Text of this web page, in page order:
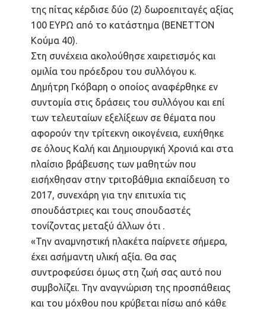
της πίτας κέρδισε δύο (2) δωροεπιταγές αξίας
100 ΕΥΡΩ από το κατάστημα (BENETΤON
Κούμα 40).
Στη συνέχεια ακολούθησε χαιρετισμός και
ομιλία του πρόεδρου του συλλόγου κ.
Δημήτρη Γκόβαρη ο οποίος αναφέρθηκε εν
συντομία στις δράσεις του συλλόγου και επί
των τελευταίων εξελίξεων σε θέματα που
αφορούν την τρίτεκνη οικογένεια, ευχήθηκε
σε όλους Καλή και Δημιουργική Χρονιά και στα
πλαίσιο βράβευσης των μαθητών που
εισήχθησαν στην τριτοβάθμια εκπαίδευση το
2017, συνεχάρη για την επιτυχία τις
σπουδάστριες και τους σπουδαστές
τονίζοντας μεταξύ άλλων ότι .
«Την αναμνηστική πλακέτα παίρνετε σήμερα,
έχει ασήμαντη υλική αξία. Θα σας
συντροφεύσει όμως στη ζωή σας αυτό που
συμβολίζει. Την αναγνώριση της προσπάθειας
και του μόχθου που κρύβεται πίσω από κάθε